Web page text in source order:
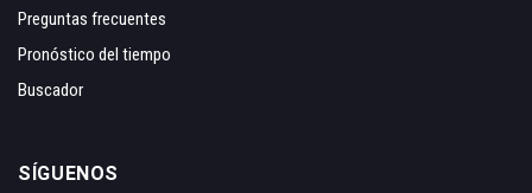
Preguntas frecuentes
Pronóstico del tiempo
Buscador
SÍGUENOS